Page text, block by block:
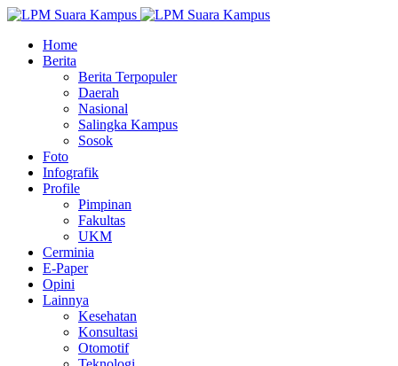
Home
Berita
Berita Terpopuler
Daerah
Nasional
Salingka Kampus
Sosok
Foto
Infografik
Profile
Pimpinan
Fakultas
UKM
Cerminia
E-Paper
Opini
Lainnya
Kesehatan
Konsultasi
Otomotif